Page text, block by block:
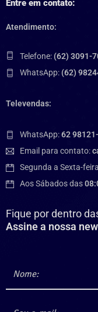
Entre em contato:
Atendimento:
Telefone: (62) 3091-
WhatsApp: (62)
Televendas:
WhatsApp:62
Email para contato:
Segunda a Sexta-
Aos Sábados das
Fique por dentro
Assine a nossa